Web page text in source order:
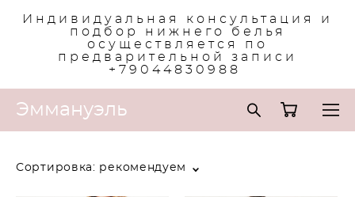
Индивидуальная консультация и
подбор нижнего белья
осуществляется по
предварительной записи
+79044830988
Эммануэль
Сортировка: рекомендуем